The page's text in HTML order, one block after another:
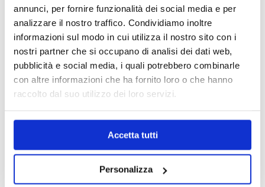
annunci, per fornire funzionalità dei social media e per
analizzare il nostro traffico. Condividiamo inoltre
informazioni sul modo in cui utilizza il nostro sito con i
nostri partner che si occupano di analisi dei dati web,
pubblicità e social media, i quali potrebbero combinarle
con altre informazioni che ha fornito loro o che hanno
raccolto dal suo utilizzo dei loro servizi.
Accetta tutti
Personalizza